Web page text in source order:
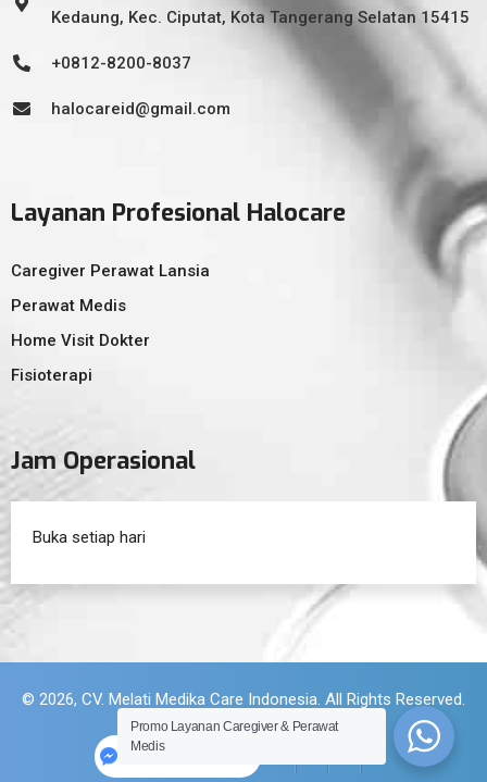
Kedaung, Kec. Ciputat, Kota Tangerang Selatan 15415
+0812-8200-8037
halocareid@gmail.com
Layanan Profesional Halocare
Caregiver Perawat Lansia
Perawat Medis
Home Visit Dokter
Fisioterapi
Jam Operasional
Buka setiap hari
© 2026, CV. Melati Medika Care Indonesia. All Rights Reserved.
Halocare Indonesia
Promo Layanan Caregiver & Perawat
Medis